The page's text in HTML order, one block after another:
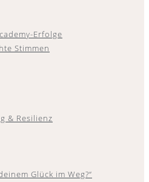
Erfolge
Stimmen
& Resilienz
Glück im Weg?“